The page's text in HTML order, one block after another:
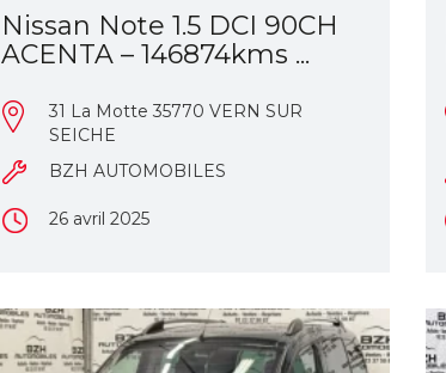
Nissan Note 1.5 DCI 90CH
ACENTA – 146874kms ...
31 La Motte 35770 VERN SUR
SEICHE
BZH AUTOMOBILES
26 avril 2025